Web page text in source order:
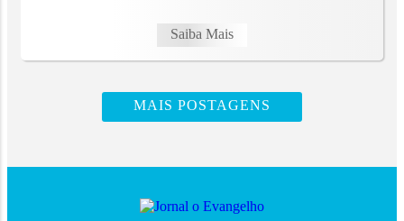
Saiba Mais
MAIS POSTAGENS